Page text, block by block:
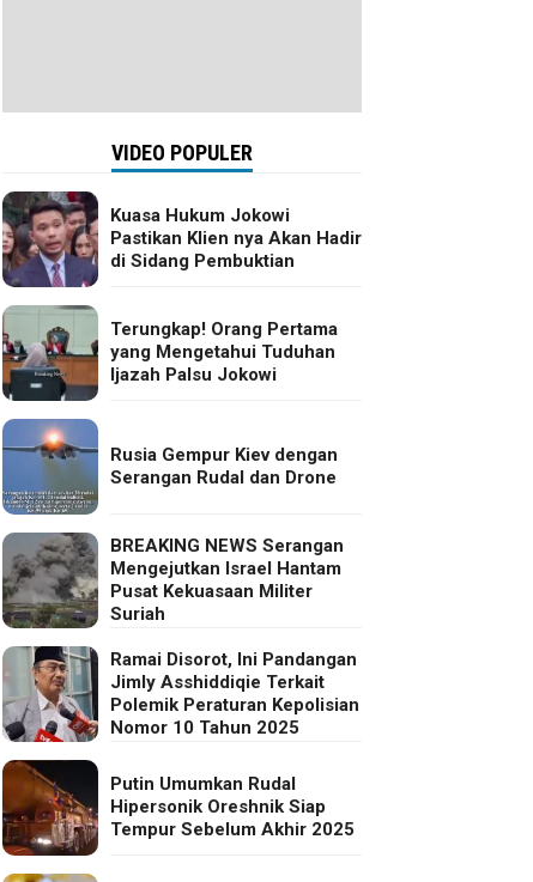
VIDEO POPULER
Kuasa Hukum Jokowi
Pastikan Klien nya Akan Hadir
di Sidang Pembuktian
Terungkap! Orang Pertama
yang Mengetahui Tuduhan
Ijazah Palsu Jokowi
Rusia Gempur Kiev dengan
Serangan Rudal dan Drone
BREAKING NEWS Serangan
Mengejutkan Israel Hantam
Pusat Kekuasaan Militer
Suriah
Ramai Disorot, Ini Pandangan
Jimly Asshiddiqie Terkait
Polemik Peraturan Kepolisian
Nomor 10 Tahun 2025
Putin Umumkan Rudal
Hipersonik Oreshnik Siap
Tempur Sebelum Akhir 2025